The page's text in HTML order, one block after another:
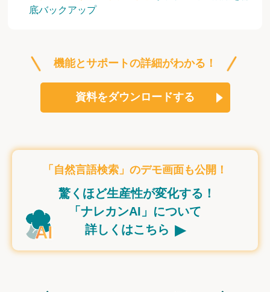
底バックアップ
機能とサポートの詳細がわかる！
資料をダウンロードする
「自然言語検索」のデモ画面も公開！
驚くほど生産性が変化する！
「ナレカンAI」について
詳しくはこちら ▸